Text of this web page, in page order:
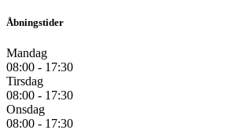
Åbningstider
Mandag
08:00 - 17:30
Tirsdag
08:00 - 17:30
Onsdag
08:00 - 17:30